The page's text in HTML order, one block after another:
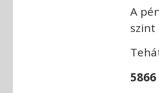
A
szint
5866